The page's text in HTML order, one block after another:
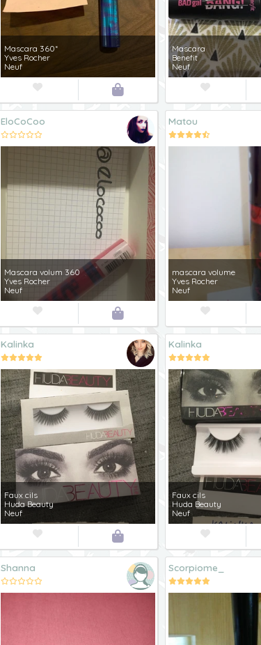
Mascara 360*
Yves Rocher
Neuf


Mascara
Benefit
Neuf

EloCoCoo
Mascara volum 360
Yves Rocher
Neuf


Matou
mascara volume
Yves Rocher
Neuf

Kalinka
Faux cils
Huda Beauty
Neuf


Kalinka
Faux cils
Huda Beauty
Neuf

Shanna Scorpiome_